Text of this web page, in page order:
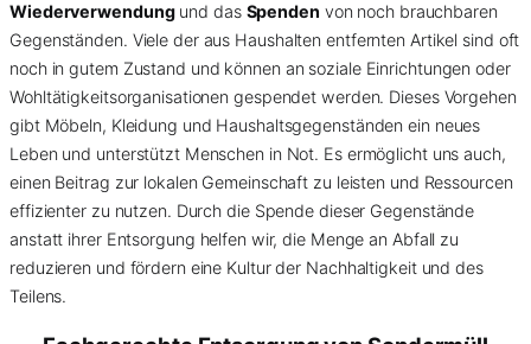
Wiederverwendungund das Spenden von noch brauchbaren
Gegenständen. Viele der aus Haushalten entfernten Artikel sind oft
noch in gutem Zustand und können an soziale Einrichtungen oder
Wohltätigkeitsorganisationen gespendet werden. Dieses Vorgehen
gibt Möbeln, Kleidung und Haushaltsgegenständen ein neues
Leben und unterstützt Menschen in Not. Es ermöglicht uns auch,
einen Beitrag zur lokalen Gemeinschaft zu leisten und Ressourcen
effizienter zu nutzen. Durch die Spende dieser Gegenstände
anstatt ihrer Entsorgung helfen wir, die Menge an Abfall zu
reduzieren und fördern eine Kultur der Nachhaltigkeit und des
Teilens.